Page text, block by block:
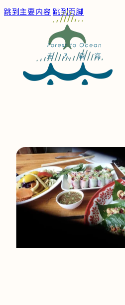
跳到主要内容 跳到页脚